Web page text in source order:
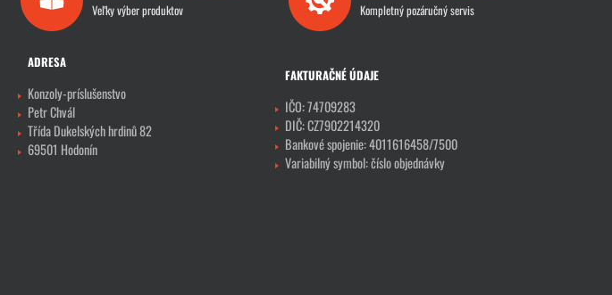
Veľky výber produktov Kompletný pozáručný servis
ADRESA
Konzoly-príslušenstvo
Petr Chvál
Třída Dukelských hrdinů 82
69501 Hodonín
FAKTURAČNÉ ÚDAJE
IČO: 74709283
DIČ: CZ7902214320
Bankové spojenie: 4011616458/7500
Variabilný symbol: číslo objednávky